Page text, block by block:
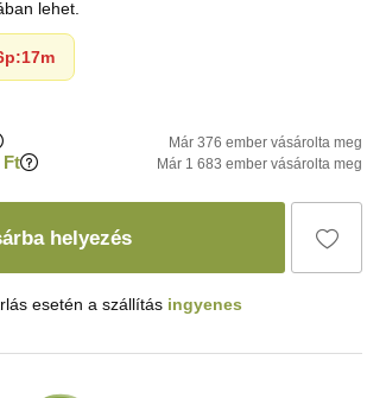
lehet.
:16m
Már 376 ember vásárolta meg
Ft Már 1 683 ember vásárolta meg
helyezés
esetén a szállítás ingyenes